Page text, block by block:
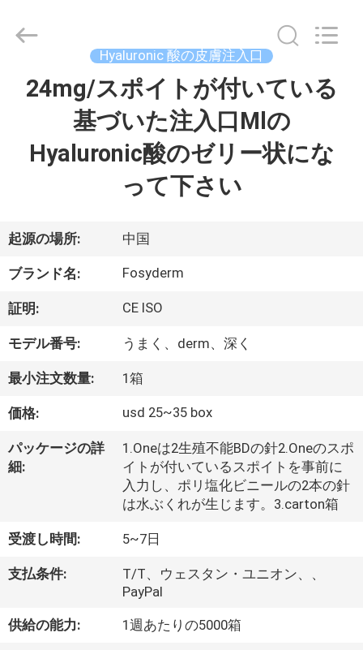
わ
た
し
た
に
つ
て
工
場
2026
Jinan
Hyaluronic 酸の皮膚注入口
24mg/スポイトが付いている
基づいた注入口Mlの
Hyaluronic酸のゼリー状にな
って下さい
起源の場所: 中国
ブランド名: Fosyderm
証明: CE ISO
モデル番号: うまく、derm、深く
最小注文数量: 1箱
価格: usd 25~35 box
パッケージの詳
細:
1.Oneは2生殖不能BDの針2.Oneのスポ
イトが付いているスポイトを事前に
入力し、ポリ塩化ビニールの2本の針
は水ぶくれが生じます。3.carton箱
受渡し時間: 5~7日
支払条件:
T/T、ウェスタン・ユニオン、、
PayPal
供給の能力: 1週あたりの5000箱